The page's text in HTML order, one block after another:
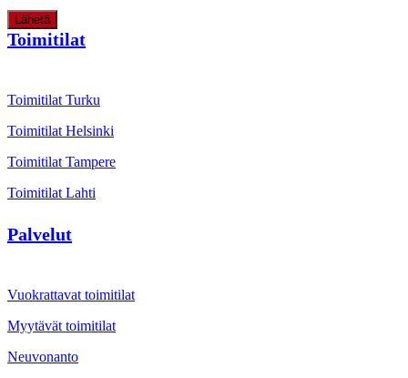
Lähetä
Toimitilat
Toimitilat Turku
Toimitilat Helsinki
Toimitilat Tampere
Toimitilat Lahti
Palvelut
Vuokrattavat toimitilat
Myytävät toimitilat
Neuvonanto